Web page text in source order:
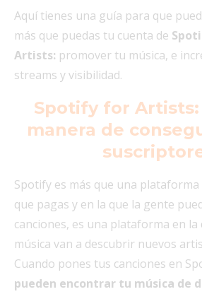
Aquí tienes una guía para que
más que puedas tu cuenta de
Artists: promover tu música, e
streams y visibilidad.
Spotify for Artists:
manera de
Spotify es más que una
que pagas y en la que la gente
canciones, es una plataforma en la
música van a descubrir nuevos
Cuando pones tus canciones en
pueden encontrar tu música de